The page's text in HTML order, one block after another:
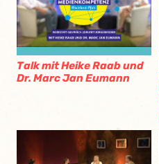
Talk mit Heike Raab und
Dr. Marc Jan Eumann